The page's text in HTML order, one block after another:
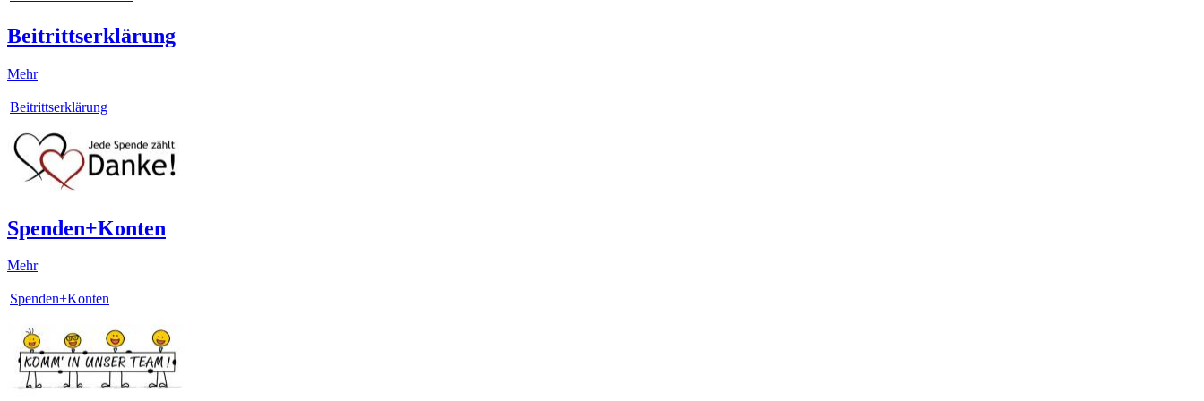
Beitrittserklärung
Mehr
Beitrittserklärung
Spenden+Konten
Mehr
Spenden+Konten